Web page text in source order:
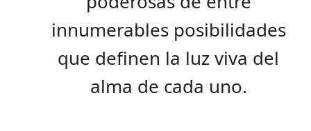
innumerables posibilidades
que definen la luz viva del
alma de cada uno.